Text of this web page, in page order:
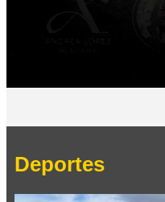
Deportes